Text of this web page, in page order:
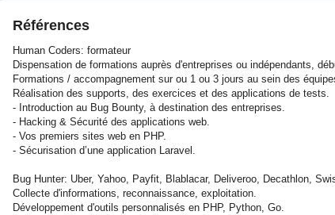
Références
Human Coders: formateur
Dispensation de formations auprès d'entreprises ou indépendants,
Formations / accompagnement sur ou 1 ou 3 jours au sein des
Réalisation des supports, des exercices et des applications de tests.
- Introduction au Bug Bounty, à destination des entreprises.
- Hacking & Sécurité des applications web.
- Vos premiers sites web en PHP.
- Sécurisation d’une application Laravel.
Bug Hunter: Uber, Yahoo, Payfit, Blablacar, Deliveroo, Decathlon,
Collecte d'informations, reconnaissance, exploitation.
Développement d'outils personnalisés en PHP, Python, Go.